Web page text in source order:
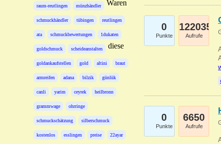
raum-reutlingen münzhändler
schmuckhändler tübingen reutlingen
ata schmuckbewertungen 1dukaten
goldschmuck scheideanstalten
goldankaufstellen gold altini braut
armreifen adana bilzik günlük
canli yarim ceyrek heilbronn
grammwage ohrringe
schmuckschätzung silberschmuck
kostenlos esslingen preise 22ayar
Waren
diese
0
Punkte
122035
Aufrufe
0
Punkte
6650
Aufrufe